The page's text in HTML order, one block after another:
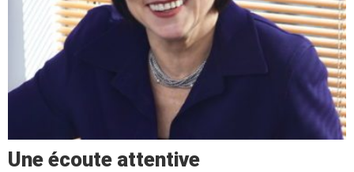
Une écoute attentive